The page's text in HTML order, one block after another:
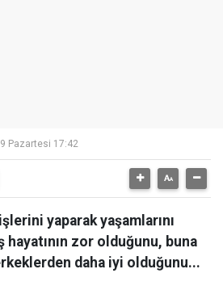
Pazartesi 17:42
yaparak yaşamlarını
hayatının zor olduğunu, buna
daha iyi olduğunu...